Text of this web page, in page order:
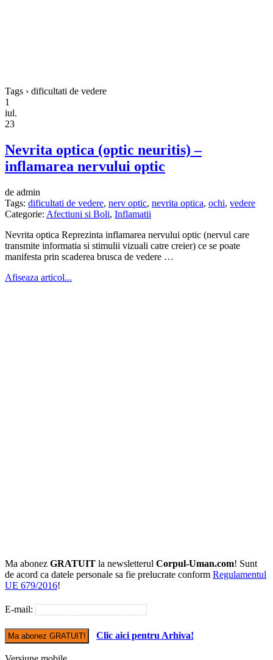
Tags › dificultati de vedere
1
iul.
23
Nevrita optica (optic neuritis) –
inflamarea nervului optic
de admin
Tags: dificultati de vedere, nerv optic, nevrita optica, ochi, vedere
Categorie: Afectiuni si Boli, Inflamatii
Nevrita optica Reprezinta inflamarea nervului optic (nervul care
transmite informatia si stimulii vizuali catre creier) ce se poate
manifesta prin scaderea brusca de vedere …
Afiseaza articol...
Ma abonez GRATUIT la newsletterul Corpul-Uman.com! Sunt
de acord ca datele personale sa fie prelucrate conform Regulamentul
UE 679/2016!
E-mail:
Clic aici pentru Arhiva!